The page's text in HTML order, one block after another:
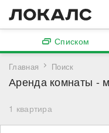
Главная Поиск
Аренда комнаты -
1 квартира
Списком